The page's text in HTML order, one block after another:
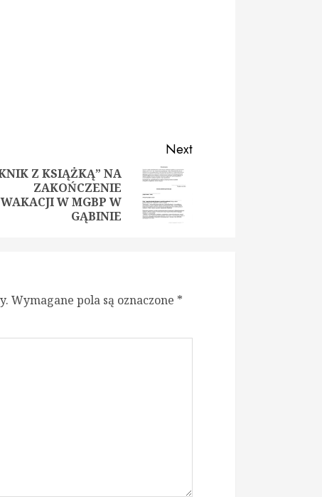
Next
Z KSIĄŻKĄ” NA
ZAKOŃCZENIE
WAKACJI W MGBP W
GĄBINIE
Wymagane pola są oznaczone *